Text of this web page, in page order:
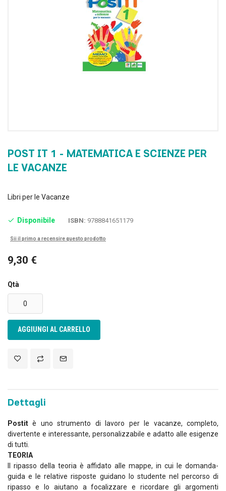
POST IT 1 - MATEMATICA E SCIENZE PER
LE VACANZE
Disponibile ISBN: 9788841651179
Sii il primo a recensire questo prodotto
9,30 €
Qtà
AGGIUNGI AL CARRELLO
Libri per le Vacanze
Dettagli
Postit è uno strumento di lavoro per le vacanze, completo,
divertente e interessante, personalizzabile e adatto alle esigenze
di tutti.
TEORIA
Il ripasso della teoria è affidato alle mappe, in cui le domanda-
guida e le relative risposte guidano lo studente nel percorso di
ripasso e lo aiutano a focalizzare e ricordare gli argomenti